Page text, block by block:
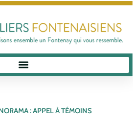
: APPEL À TÉMOINS